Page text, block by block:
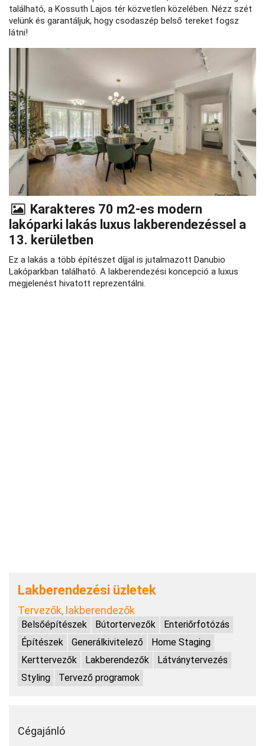
található, a Kossuth Lajos tér közvetlen közelében. Nézz szét
velünk és garantáljuk, hogy csodaszép belső tereket fogsz
látni!
Karakteres 70 m2-es modern
lakóparki lakás luxus lakberendezéssel a
13. kerületben
Ez a lakás a több építészet díjjal is jutalmazott Danubio
Lakóparkban található. A lakberendezési koncepció a luxus
megjelenést hivatott reprezentálni.
Lakberendezési üzletek
Tervezők, lakberendezők
Belsőépítészek Bútortervezők
Enteriőrfotózás
Építészek
Generálkivitelező
Home Staging
Kerttervezők
Lakberendezők
Látványtervezés
Styling
Tervező programok
Cégajánló